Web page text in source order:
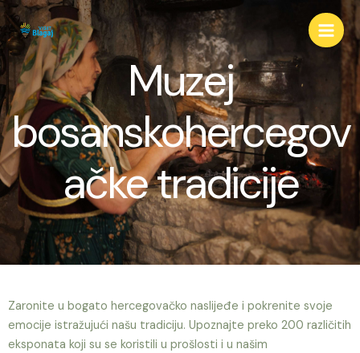
Muzej
bosanskohercegov
ačke tradicije
Zaronite u bogato hercegovačko naslijeđe i pokrenite svoje
emocije istražujući našu tradiciju. Upoznajte preko 200 različitih
eksponata koji su se koristili u prošlosti i u našim